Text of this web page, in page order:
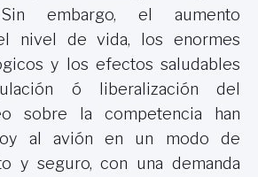
Sin embargo, el aumento
nivel de vida, los enormes
y los efectos saludables
ó liberalización del
sobre la competencia han
al avión en un modo de
y seguro, con una demanda